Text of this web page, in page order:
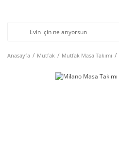
Anasayfa Mutfak Mutfak Masa Takımı